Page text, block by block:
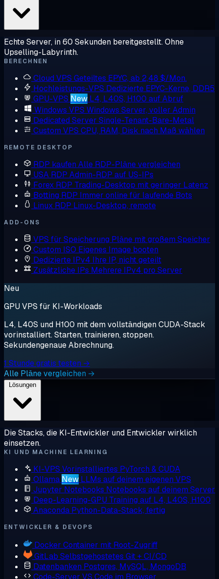
Echte Server, in 60 Sekunden bereitgestellt. Ohne
Upselling-Labyrinth.
BERECHNEN
Cloud VPS Geteiltes EPYC, ab 2,48 $/Mon.
Hochleistungs-VPS Dedizierte EPYC-Kerne, DDR5
GPU-VPS New L4, L40S, H100 auf Abruf
Windows VPS Windows Server, voller Admin
Dedicated Server Single-Tenant-Bare-Metal
Custom VPS CPU, RAM, Disk nach Maß wählen
REMOTE DESKTOP
RDP kaufen Alle RDP-Pläne vergleichen
USA RDP Admin-RDP auf US-IPs
Forex RDP Trading-Desktop mit geringer Latenz
Botting RDP Immer online für laufende Bots
Linux RDP Linux-Desktop, remote
ADD-ONS
VPS für Speicherung Pläne mit großem Speicher
Custom ISO Eigenes Image booten
Dedizierte IPv4 Ihre IP, nicht geteilt
Zusätzliche IPs Mehrere IPv4 pro Server
Neu
GPU VPS für KI-Workloads
L4, L40S und H100 mit dem vollständigen CUDA-Stack
vorinstalliert. Starten, trainieren, stoppen.
Sekundengenaue Abrechnung.
1 Stunde gratis testen →
Alle Pläne vergleichen →
Die Stacks, die KI-Entwickler und Entwickler wirklich
einsetzen.
KI UND MACHINE LEARNING
KI-VPS Vorinstalliertes PyTorch & CUDA
Ollama New LLMs auf deinem eigenen VPS
Jupyter Notebooks Notebooks auf deinem Server
Deep-Learning-GPU Training auf L4, L40S, H100
Anaconda Python-Data-Stack, fertig
ENTWICKLER & DEVOPS
Docker Container mit Root-Zugriff
GitLab Selbstgehostetes Git + CI/CD
Datenbanken Postgres, MySQL, MongoDB
Code-Server VS Code im Browser